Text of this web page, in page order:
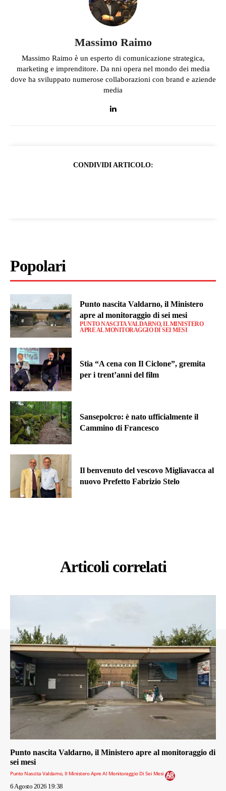
Massimo Raimo
Massimo Raimo è un esperto di comunicazione strategica,
marketing e imprenditore. Da nni opera nel mondo dei media
dove ha sviluppato numerose collaborazioni con brand e aziende
media
CONDIVIDI ARTICOLO:
Popolari
Punto nascita Valdarno, il Ministero
apre al monitoraggio di sei mesi
PUNTO NASCITA VALDARNO, IL MINISTERO
APRE AL MONITORAGGIO DI SEI MESI
Stia “A cena con Il Ciclone”, gremita
per i trent’anni del film
Sansepolcro: è nato ufficialmente il
Cammino di Francesco
Il benvenuto del vescovo Migliavacca al
nuovo Prefetto Fabrizio Stelo
Articoli correlati
Punto nascita Valdarno, il Ministero apre al monitoraggio di
sei mesi
Punto Nascita Valdarno, Il Ministero Apre Al Monitoraggio Di Sei Mesi
6 Agosto 2026 19:38